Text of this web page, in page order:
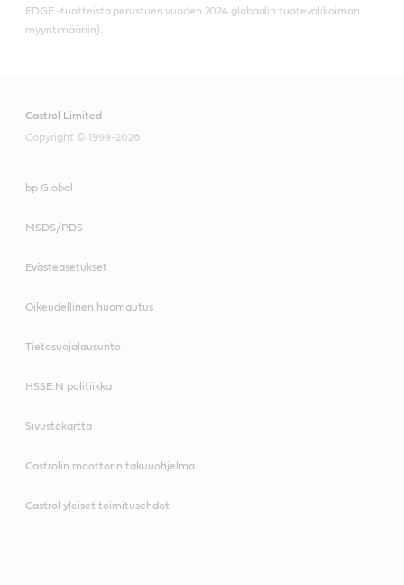
EDGE -tuotteista perustuen vuoden 2024 globaalin tuotevalikoiman
myyntimääriin).
Castrol Limited
Copyright © 1999-2026
bp Global
MSDS/PDS
Evästeasetukset
Oikeudellinen huomautus
Tietosuojalausunto
HSSE:N politiikka
Sivustokartta
Castrolin moottorin takuuohjelma
Castrol yleiset toimitusehdot